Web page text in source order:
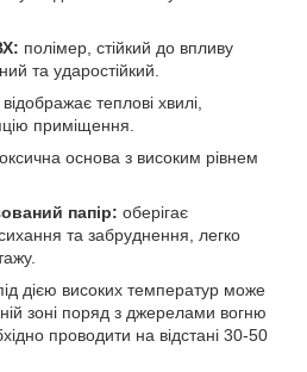
полімер, стійкий до впливу
та ударостійкий.
відображає теплові хвилі,
приміщення.
основа з високим рівнем
папір: оберігає
та забруднення, легко
дією високих температур може
зоні поряд з джерелами вогню
проводити на відстані 30-50